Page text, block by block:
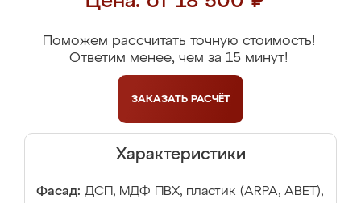
Поможем рассчитать точную стоимость!
Ответим менее, чем за 15 минут!
ЗАКАЗАТЬ РАСЧЁТ
Характеристики
Фасад: ДСП, МДФ ПВХ, пластик (ARPA, ABET),